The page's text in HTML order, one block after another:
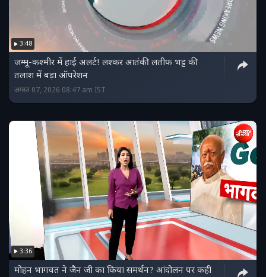
3:48
जम्मू-कश्मीर में हाई अलर्ट! लश्कर आतंकी लतीफ भट्ट की
तलाश में बड़ा ऑपरेशन
अगस्त 07, 2026 08:47 am IST
3:36
मोहन भागवत ने जैन जी का किया समर्थन? आंदोलन पर कही